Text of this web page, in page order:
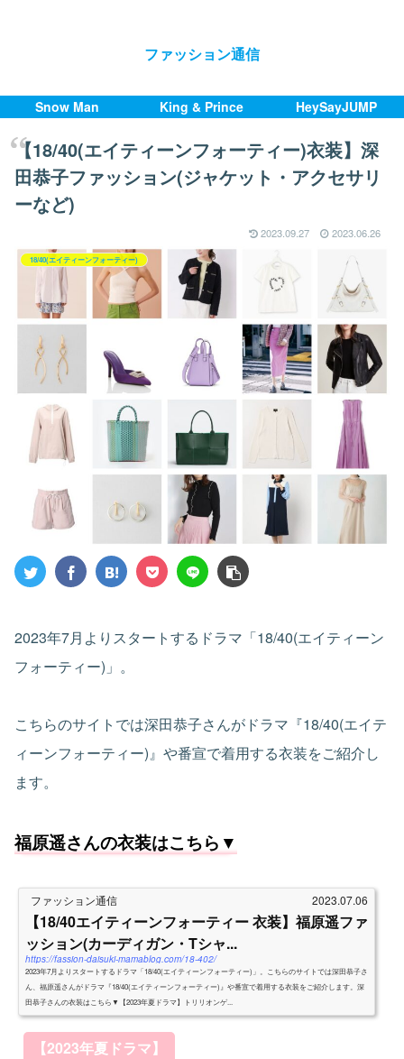
ファッション通信
Snow Man King & Prince HeySayJUMP
【18/40(エイティーンフォーティー)衣装】深
田恭子ファッション(ジャケット・アクセサリ
ーなど)
2023.09.27 2023.06.26
18/40(エイティーンフォーティー)
2023年7月よりスタートするドラマ「18/40(エイティーン
フォーティー)」。
こちらのサイトでは深田恭子さんがドラマ『18/40(エイテ
ィーンフォーティー)』や番宣で着用する衣装をご紹介し
ます。
福原遥さんの衣装はこちら▼
ファッション通信 2023.07.06
【18/40エイティーンフォーティー 衣装】福原遥ファ
ッション(カーディガン・Tシャ...
https://fassion-daisuki-mamablog.com/18-402/
2023年7月よりスタートするドラマ「18/40(エイティーンフォーティー)」。こちらのサイトでは深田恭子さ
ん、福原遥さんがドラマ『18/40(エイティーンフォーティー)』や番宣で着用する衣装をご紹介します。深
田恭子さんの衣装はこちら▼【2023年夏ドラマ】トリリオンゲ...
【2023年夏ドラマ】